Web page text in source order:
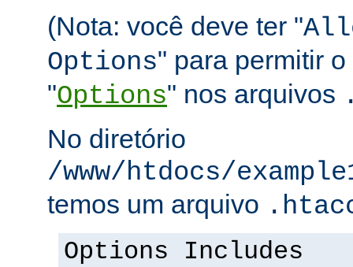
(Nota: você deve ter "
Options" para permitir
"Options" nos arquivos
No diretório
/www/htdocs/
temos um arquivo
Options Includes